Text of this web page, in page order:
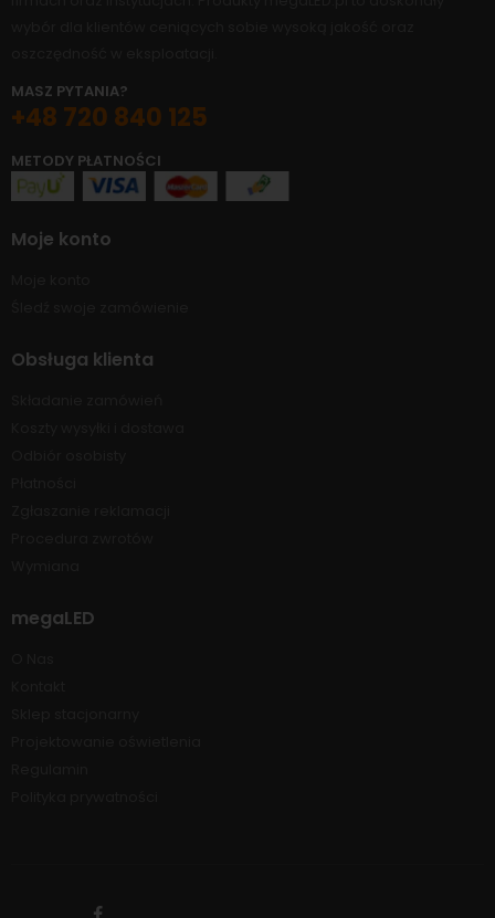
MASZ PYTANIA?
+48 720 840 125
METODY PŁATNOŚCI
Moje konto
Obsługa klienta
megaLED